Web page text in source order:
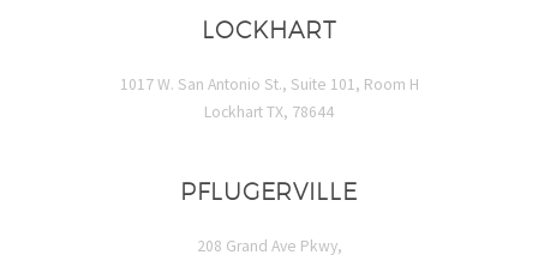
LOCKHART
1017 W. San Antonio St., Suite 101, Room H
Lockhart TX, 78644
PFLUGERVILLE
208 Grand Ave Pkwy,